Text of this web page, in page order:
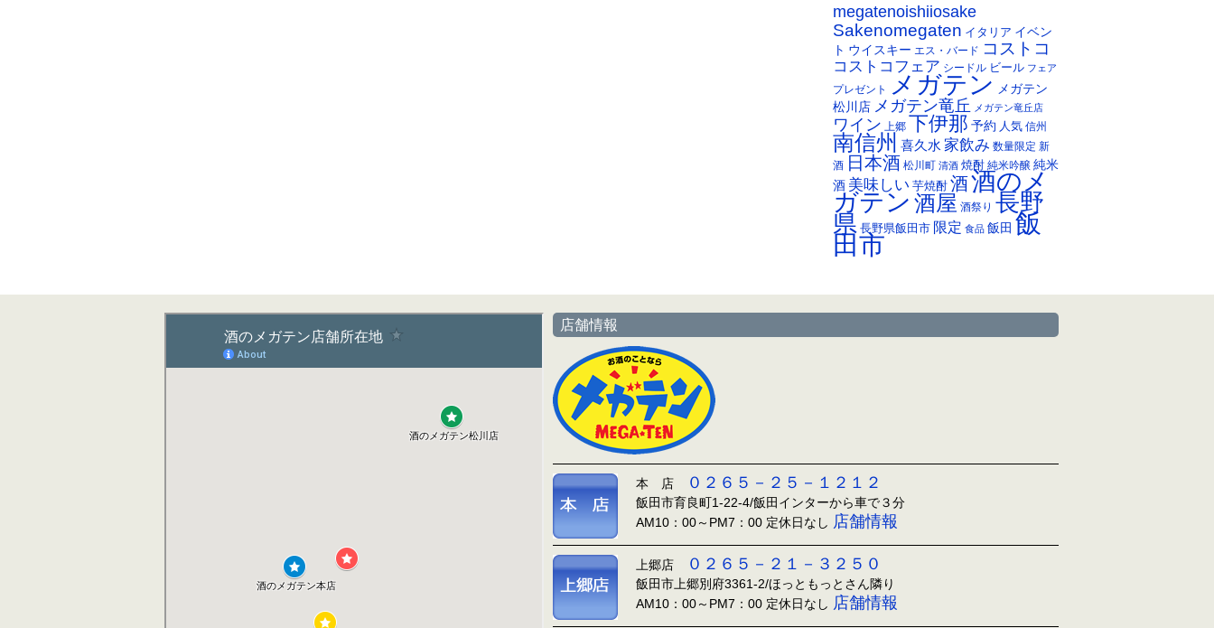
イ
ブ
megatenoishiiosake
Sakenomegaten イタリア イベン
ト ウイスキー エス・バード コストコ
コストコフェア シードル ビール フェア
プレゼント メガテン
メガテン
松川店 メガテン竜丘 メガテン竜丘店
ワイン 上郷 下伊那 予約 人気 信州
南信州 喜久水 家飲み 数量限定 新
酒 日本酒 松川町 清酒 焼酎 純米吟醸 純米
酒 美味しい 芋焼酎 酒酒のメ
ガテン 酒屋 酒祭り 長野
県 長野県飯田市 限定 食品 飯田 飯
田市
店舗情報
本 店 ０２６５－２５－１２１２
飯田市育良町1-22-4/飯田インターから車で３分
AM10：00～PM7：00 定休日なし 店舗情報
上郷店 ０２６５－２１－３２５０
飯田市上郷別府3361-2/ほっともっとさん隣り
AM10：00～PM7：00 定休日なし 店舗情報